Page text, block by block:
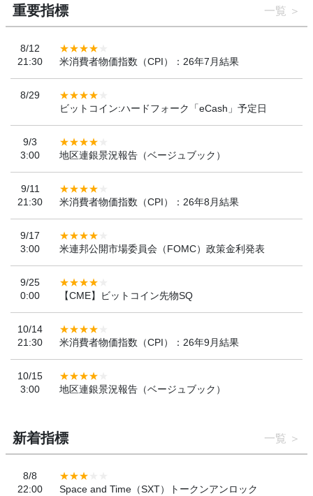
重要指標 一覧
8/12
21:30
米消費者物価指数（CPI）：26年7月結果
8/29
ビットコイン:ハードフォーク「eCash」予定日
9/3
3:00
地区連銀景況報告（ベージュブック）
9/11
21:30
米消費者物価指数（CPI）：26年8月結果
9/17
3:00
米連邦公開市場委員会（FOMC）政策金利発表
9/25
0:00
【CME】ビットコイン先物SQ
10/14
21:30
米消費者物価指数（CPI）：26年9月結果
10/15
3:00
地区連銀景況報告（ベージュブック）
新着指標 一覧
8/8
22:00
Space and Time（SXT）トークンアンロック